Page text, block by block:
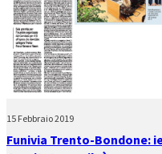
15 Febbraio 2019
Funivia Trento-Bondone: